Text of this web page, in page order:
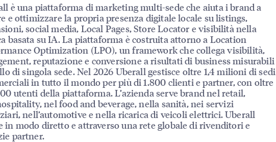
è una piattaforma di marketing multi-sede che aiuta i brand a
e ottimizzare la propria presenza digitale locale su listings,
social media, Local Pages, Store Locator e visibilità nella
basata su IA. La piattaforma è costruita attorno a Location
Optimization (LPO), un framework che collega visibilità,
reputazione e conversione a risultati di business misurabili
di singola sede. Nel 2026 Uberall gestisce oltre 1,4 milioni di sedi
in tutto il mondo per più di 1.800 clienti e partner, con oltre
utenti della piattaforma. L’azienda serve brand nel retail,
nel food and beverage, nella sanità, nei servizi
nell’automotive e nella ricarica di veicoli elettrici. Uberall
in modo diretto e attraverso una rete globale di rivenditori e
partner.